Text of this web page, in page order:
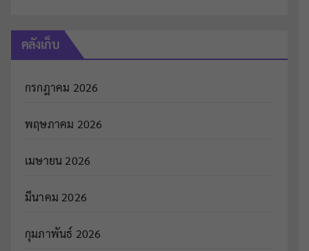
คลังเก็บ
กรกฎาคม 2026
พฤษภาคม 2026
เมษายน 2026
มีนาคม 2026
กุมภาพันธ์ 2026